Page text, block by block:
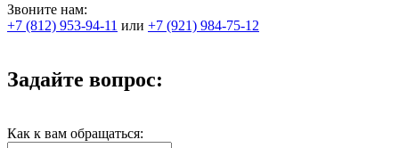
Звоните нам:
+7 (812) 953-94-11 или +7 (921) 984-75-12
Задайте вопрос:
Как к вам обращаться: